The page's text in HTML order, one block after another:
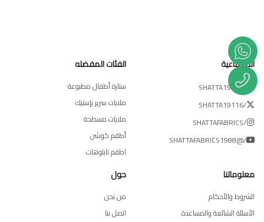
الاجتماعية
/SHATTA19116
/SHATTA19116
/SHATTAFABRICS
/@SHATTAFABRICS1988
الفئات المفضله
ستارة أطفال مطبوعة
ملايات سرير بإستيك
ملايات مسطحة
أطقم كوشن
اطقم تابلوهات
معلوماتنا
الشروط والأحكام
الأسئلة الشائعة والمساعدة
حول
من نحن
اتصل بنا